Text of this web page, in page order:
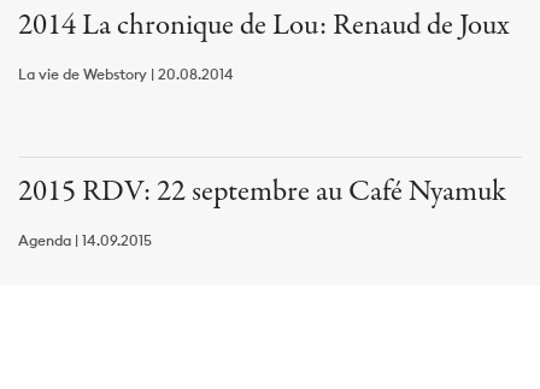
2014 La chronique de Lou: Renaud de Joux
La vie de Webstory | 20.08.2014
2015 RDV: 22 septembre au Café Nyamuk
Agenda | 14.09.2015